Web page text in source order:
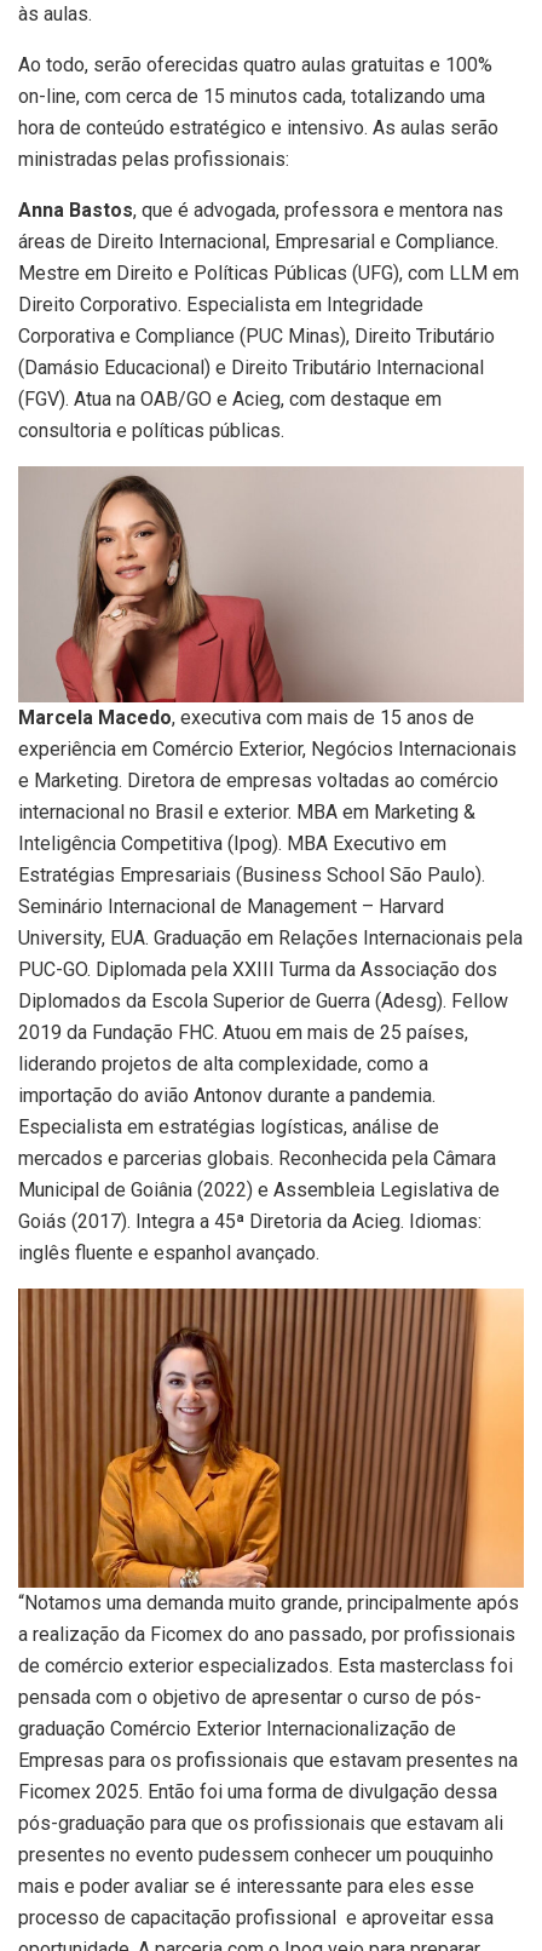
às aulas.
Ao todo, serão oferecidas quatro aulas gratuitas e 100%
on-line, com cerca de 15 minutos cada, totalizando uma
hora de conteúdo estratégico e intensivo. As aulas serão
ministradas pelas profissionais:
Anna Bastos, que é advogada, professora e mentora nas
áreas de Direito Internacional, Empresarial e Compliance.
Mestre em Direito e Políticas Públicas (UFG), com LLM em
Direito Corporativo. Especialista em Integridade
Corporativa e Compliance (PUC Minas), Direito Tributário
(Damásio Educacional) e Direito Tributário Internacional
(FGV). Atua na OAB/GO e Acieg, com destaque em
consultoria e políticas públicas.
Marcela Macedo, executiva com mais de 15 anos de
experiência em Comércio Exterior, Negócios Internacionais
e Marketing. Diretora de empresas voltadas ao comércio
internacional no Brasil e exterior. MBA em Marketing &
Inteligência Competitiva (Ipog). MBA Executivo em
Estratégias Empresariais (Business School São Paulo).
Seminário Internacional de Management – Harvard
University, EUA. Graduação em Relações Internacionais pela
PUC-GO. Diplomada pela XXIII Turma da Associação dos
Diplomados da Escola Superior de Guerra (Adesg). Fellow
2019 da Fundação FHC. Atuou em mais de 25 países,
liderando projetos de alta complexidade, como a
importação do avião Antonov durante a pandemia.
Especialista em estratégias logísticas, análise de
mercados e parcerias globais. Reconhecida pela Câmara
Municipal de Goiânia (2022) e Assembleia Legislativa de
Goiás (2017). Integra a 45ª Diretoria da Acieg. Idiomas:
inglês fluente e espanhol avançado.
“Notamos uma demanda muito grande, principalmente após
a realização da Ficomex do ano passado, por profissionais
de comércio exterior especializados. Esta masterclass foi
pensada com o objetivo de apresentar o curso de pós-
graduação Comércio Exterior Internacionalização de
Empresas para os profissionais que estavam presentes na
Ficomex 2025. Então foi uma forma de divulgação dessa
pós-graduação para que os profissionais que estavam ali
presentes no evento pudessem conhecer um pouquinho
mais e poder avaliar se é interessante para eles esse
processo de capacitação profissional e aproveitar essa